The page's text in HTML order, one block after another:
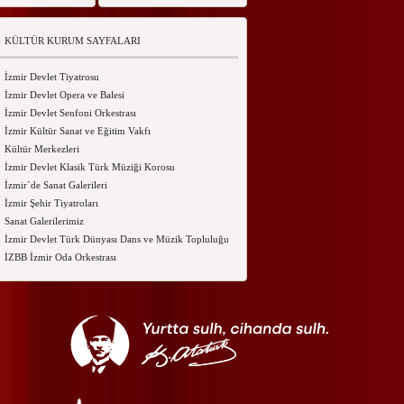
KÜLTÜR KURUM SAYFALARI
İzmir Devlet Tiyatrosu
İzmir Devlet Opera ve Balesi
İzmir Devlet Senfoni Orkestrası
İzmir Kültür Sanat ve Eğitim Vakfı
Kültür Merkezleri
İzmir Devlet Klasik Türk Müziği Korosu
İzmir`de Sanat Galerileri
İzmir Şehir Tiyatroları
Sanat Galerilerimiz
İzmir Devlet Türk Dünyası Dans ve Müzik Topluluğu
İZBB İzmir Oda Orkestrası